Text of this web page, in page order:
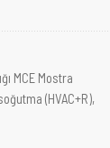
MCE Mostra
(HVAC+R),